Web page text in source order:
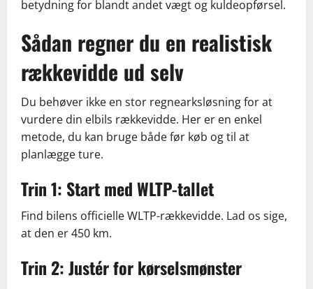
betydning for blandt andet vægt og kuldeopførsel.
Sådan regner du en realistisk
rækkevidde ud selv
Du behøver ikke en stor regnearksløsning for at
vurdere din elbils rækkevidde. Her er en enkel
metode, du kan bruge både før køb og til at
planlægge ture.
Trin 1: Start med WLTP-tallet
Find bilens officielle WLTP-rækkevidde. Lad os sige,
at den er 450 km.
Trin 2: Justér for kørselsmønster